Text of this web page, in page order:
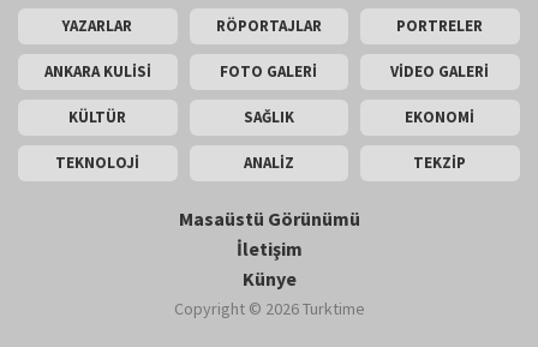
YAZARLAR RÖPORTAJLAR PORTRELER
ANKARA KULİSİ FOTO GALERİ VİDEO GALERİ
KÜLTÜR SAĞLIK EKONOMİ
TEKNOLOJİ ANALİZ TEKZİP
Masaüstü Görünümü
İletişim
Künye
Copyright © 2026 Turktime